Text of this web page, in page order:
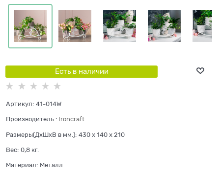
Есть в наличии
Артикул: 41-014W
Производитель : Ironcraft
Размеры(ДхШхВ в мм.): 430 x 140 x 210
Вес: 0,8 кг.
Материал: Металл